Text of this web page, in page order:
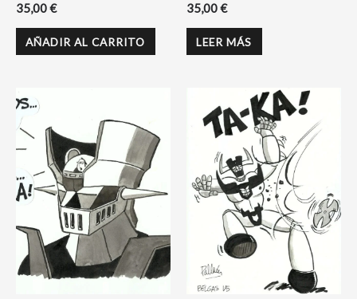
35,00€
AÑADIR AL CARRITO
35,00€
LEER MÁS